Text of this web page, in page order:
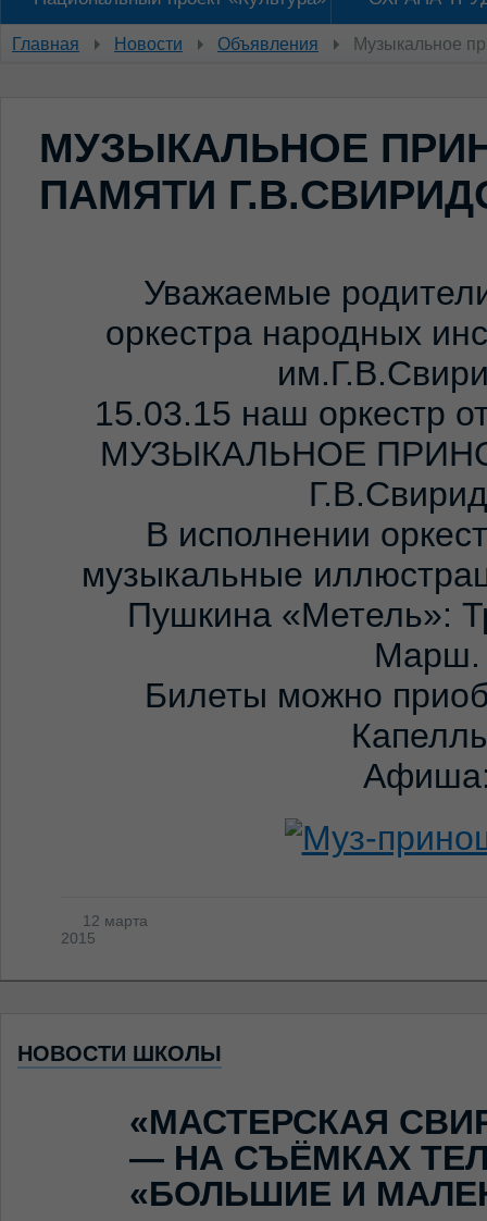
Главная Новости Объявления Музыкальное
МУЗЫКАЛЬНОЕ
ПАМЯТИ
Уважаемые
оркестра народных
15.03.15 наш оркестр
МУЗЫКАЛЬНОЕ
В исполнении
музыкальные
Пушкина «Метель»:
Марш.
Билеты можно
12 марта
2015
НОВОСТИ ШКОЛЫ
«МАСТЕРСКАЯ
— НА СЪЁМКАХ
«БОЛЬШИЕ И